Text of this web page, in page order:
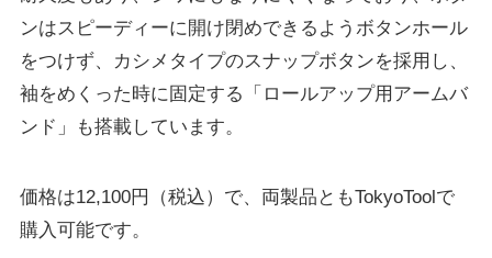
ンはスピーディーに開け閉めできるようボタンホール
をつけず、カシメタイプのスナップボタンを採用し、
袖をめくった時に固定する「ロールアップ用アームバ
ンド」も搭載しています。
価格は12,100円（税込）で、両製品ともTokyoToolで
購入可能です。